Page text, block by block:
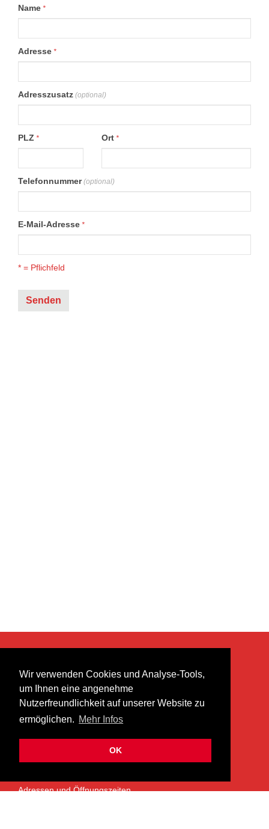
Wir verwenden Cookies und Analyse-Tools,
um Ihnen eine angenehme
Nutzerfreundlichkeit auf unserer Website zu
ermöglichen. Mehr Infos
OK
Name *
Adresse *
Adresszusatz (optional)
PLZ * Ort *
Telefonnummer (optional)
E-Mail-Adresse *
* = Pflichfeld
heer musik ag
Lättenstrasse 35
8952 Schlieren
info@heermusic.com
ÜBER UNS
Adressen und Öffnungszeiten